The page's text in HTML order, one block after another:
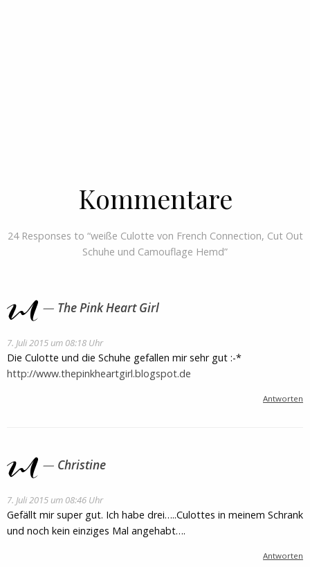
Kommentare
24 Responses to “weiße Culotte von French Connection, Cut Out
Schuhe und Camouflage Hemd”
The Pink Heart Girl
7. Juli 2015 um 08:18 Uhr
Die Culotte und die Schuhe gefallen mir sehr gut :-*
http://www.thepinkheartgirl.blogspot.de
Antworten
Christine
7. Juli 2015 um 08:46 Uhr
Gefällt mir super gut. Ich habe drei…..Culottes in meinem Schrank
und noch kein einziges Mal angehabt….
Antworten